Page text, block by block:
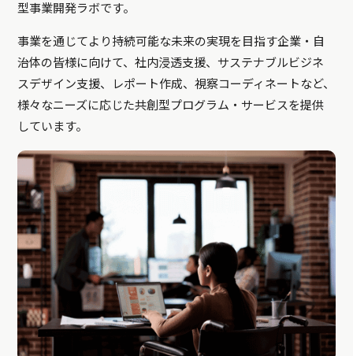
型事業開発ラボです。
事業を通じてより持続可能な未来の実現を目指す企業・自
治体の皆様に向けて、社内浸透支援、サステナブルビジネ
スデザイン支援、レポート作成、視察コーディネートなど、
様々なニーズに応じた共創型プログラム・サービスを提供
しています。